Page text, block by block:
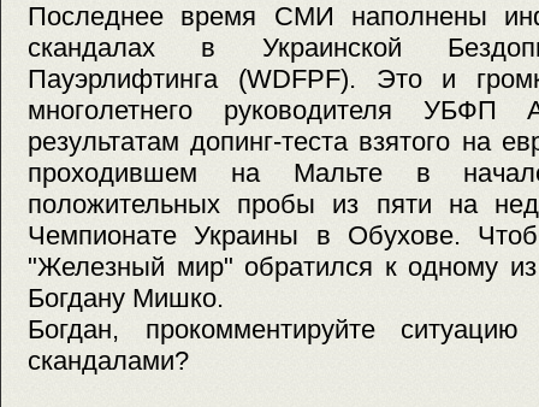
Последнее время СМИ наполнены
скандалах в Украинской
Пауэрлифтинга (WDFPF). Это и
многолетнего руководителя
результатам допинг-теста взятого на
проходившем на Мальте в
положительных пробы из пяти на
Чемпионате Украины в Обухове.
"Железный мир" обратился к одному
Богдану Мишко.
Богдан, прокомментируйте
скандалами?